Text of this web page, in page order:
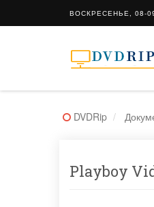
ВОСКРЕСЕНЬЕ, 08-
DVDRip
Playboy